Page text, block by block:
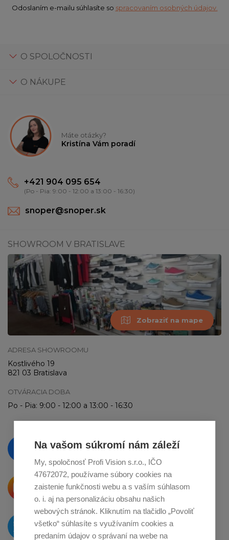
Odoslaním e-mailu súhlasíte so spracovaním osobných údajov.
O SPOLOČNOSTI
O NÁKUPE
Máte otázky?
Kristína Vám poradí
+421 904 095 654
(Po - Pia: 9:00 - 12:00 a 13:00 - 16:30)
snoper@snoper.sk
SHOWROOM V BRATISLAVE
Zobraziť na mape
ADRESA SHOWROOMU
Kostlivého 19
821 03 Bratislava
OTVÁRACIA DOBA
Po - Pia: 9:00 - 12:00 a 13:00 - 16:30
Vzdelávajte se a sledujte nás
Krásne produkty si priamo hovoria
o zdieľanie naInstagrame
O novinkách píšeme
na Twitteri
Na vašom súkromí nám záleží
My, spoločnosť Profi Vision s.r.o., IČO
47672072, používame súbory cookies na
zaistenie funkčnosti webu a s vaším súhlasom
o. i. aj na personalizáciu obsahu našich
webových stránok. Kliknutím na tlačidlo „Povoliť
všetko“ súhlasíte s využívaním cookies a
predaním údajov o správaní na webe na